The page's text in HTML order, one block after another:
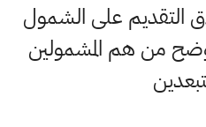
التقديم على الشمول
من هم المشمولين